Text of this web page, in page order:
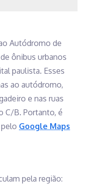
Autódromo de
ônibus urbanos
paulista. Esses
ao autódromo,
e nas ruas
C/B. Portanto, é
Google Maps
pela região: